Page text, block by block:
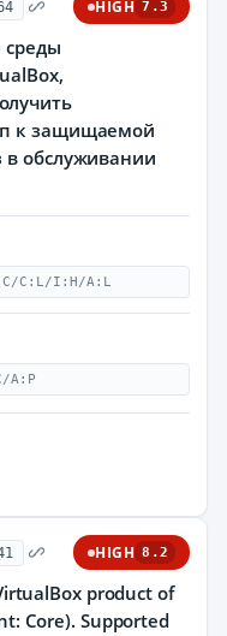
HIGH 7.3
среды
к защищаемой
обслуживании
C:L/I:H/A:L
A:P
HIGH 8.2
product of
Core). Supported